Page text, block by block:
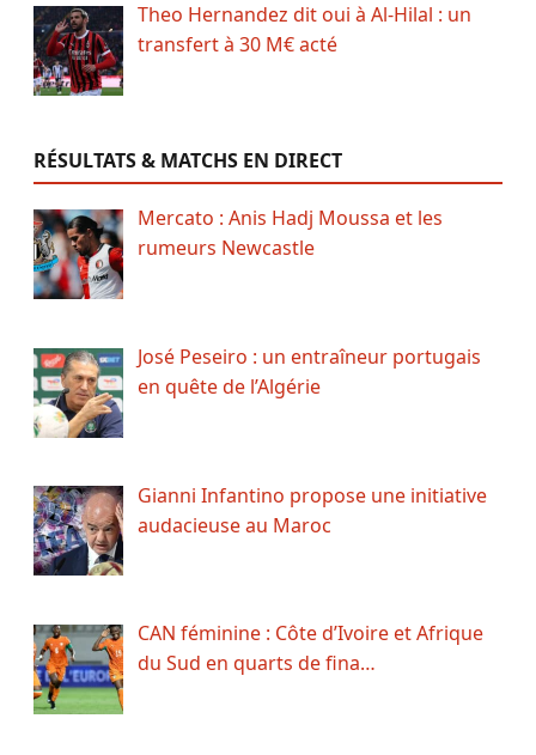
Theo Hernandez dit oui à Al-Hilal : un
transfert à 30 M€ acté
RÉSULTATS & MATCHS EN DIRECT
Mercato : Anis Hadj Moussa et les
rumeurs Newcastle
José Peseiro : un entraîneur portugais
en quête de l’Algérie
Gianni Infantino propose une initiative
audacieuse au Maroc
CAN féminine : Côte d’Ivoire et Afrique
du Sud en quarts de fina…